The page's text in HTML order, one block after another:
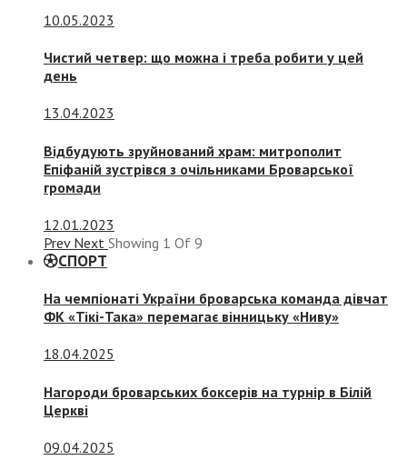
10.05.2023
Чистий четвер: що можна і треба робити у цей
день
13.04.2023
Відбудують зруйнований храм: митрополит
Епіфаній зустрівся з очільниками Броварської
громади
12.01.2023
Prev Next Showing 1 Of 9
СПОРТ
На чемпіонаті України броварська команда дівчат
ФК «Тікі-Така» перемагає вінницьку «Ниву»
18.04.2025
Нагороди броварських боксерів на турнір в Білій
Церкві
09.04.2025